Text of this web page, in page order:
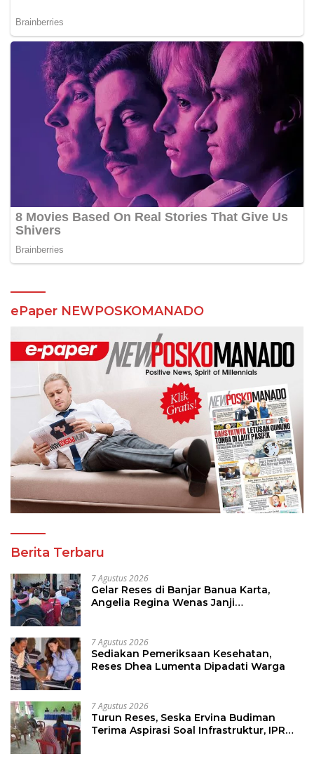
ePaper NEWPOSKOMANADO
Berita Terbaru
7 Agustus 2026
Gelar Reses di Banjar Banua Karta,
Angelia Regina Wenas Janji
7 Agustus 2026
Sediakan Pemeriksaan Kesehatan,
Reses Dhea Lumenta Dipadati Warga
7 Agustus 2026
Turun Reses, Seska Ervina Budiman
Terima Aspirasi Soal Infrastruktur, IPR